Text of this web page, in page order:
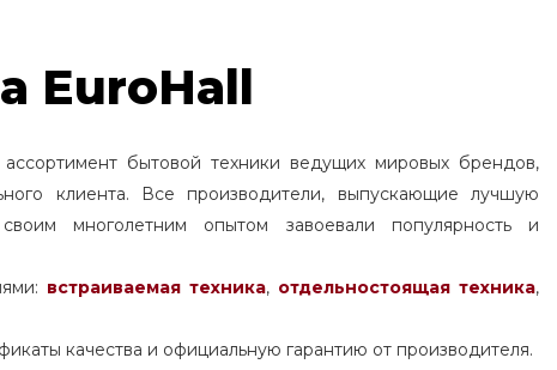
EuroHall
бытовой техники ведущих мировых брендов,
клиента. Все производители, выпускающие лучшую
многолетним опытом завоевали популярность и
встраиваемая техника, отдельностоящаятехника,
качества и официальную гарантию от производителя.